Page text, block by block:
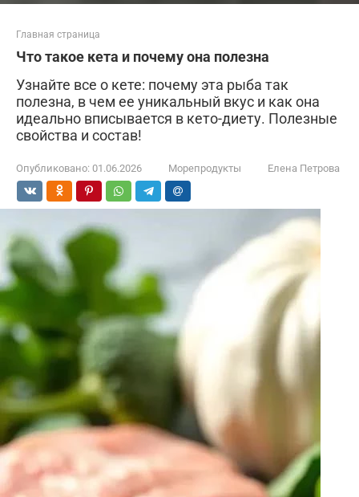
Главная страница
Что такое кета и почему она полезна
Узнайте все о кете: почему эта рыба так
полезна, в чем ее уникальный вкус и как она
идеально вписывается в кето-диету. Полезные
свойства и состав!
Опубликовано: 01.06.2026 Морепродукты Елена Петрова